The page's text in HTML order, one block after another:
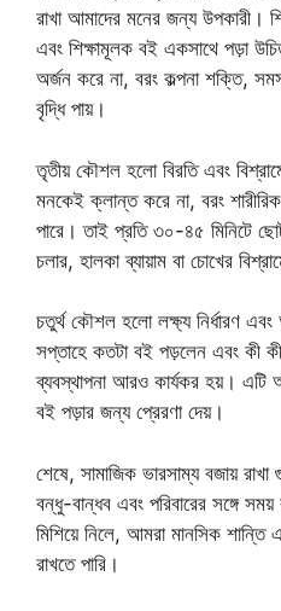
রাখা আমাদের মনের জন্য উপকারী।
এবং শিক্ষামূলক বই একসাথে পড়া
অর্জন করে না, বরং কল্পনা শক্তি,
বৃদ্ধি পায়।
তৃতীয় কৌশল হলো বিরতি এবং
মনকেই ক্লান্ত করে না, বরং
পারে। তাই প্রতি ৩০-৪৫ মিনিটে
চলার, হালকা ব্যায়াম বা চোখের
চতুর্থ কৌশল হলো লক্ষ্য নির্ধারণ এবং
সপ্তাহে কতটা বই পড়লেন এবং কী
ব্যবস্থাপনা আরও কার্যকর হয়। এটি
বই পড়ার জন্য প্রেরণা দেয়।
শেষে, সামাজিক ভারসাম্য বজায়
বন্ধু-বান্ধব এবং পরিবারের সঙ্গে সময়
মিশিয়ে নিলে, আমরা মানসিক
রাখতে পারি।